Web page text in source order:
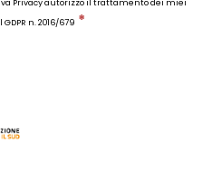
n. 2016/679 *